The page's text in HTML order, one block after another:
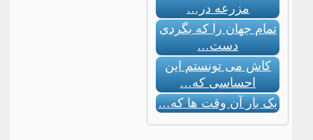
مزرعه در…
تمام جهان را که بگردی
دست…
کاش می تونستم این
احساسی که…
یک بار آن وقت ها که…